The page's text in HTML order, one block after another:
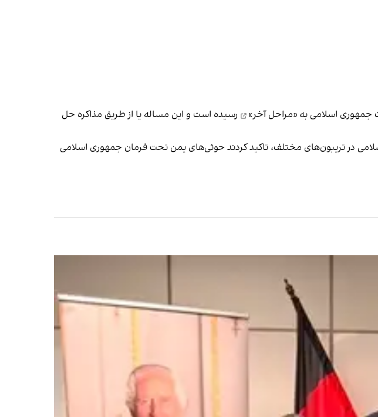
جمهوری اسلامی به «مراحل آخر»
رسیده است و این مساله یا از طریق مذاکره حل
در تریبون‌های مختلف، تاکید کردند حوثی‌های یمن تحت فرمان جمهوری اسلامی